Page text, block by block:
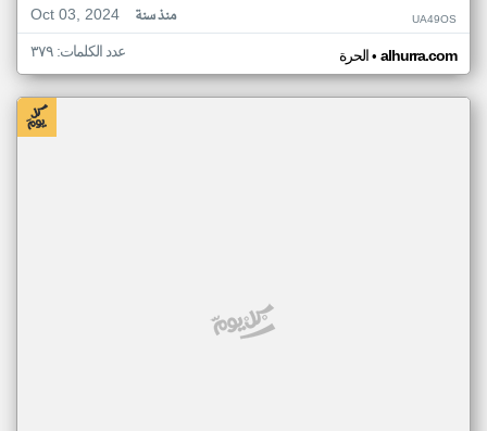
Oct 03, 2024
منذ سنة UA49OS
الحرة• alhurra.com عدد الكلمات: ٣٧٩